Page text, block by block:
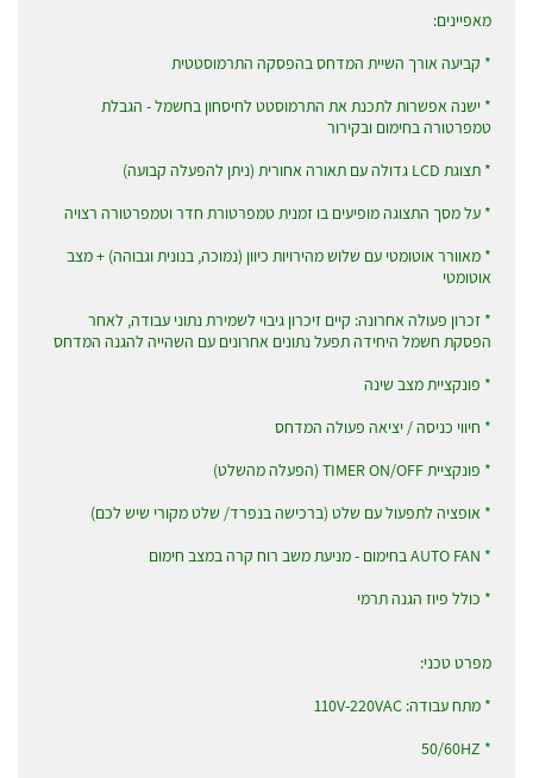
מאפיינים:
* קביעה אורך השיית המדחס בהפסקה התרמוסטטית
* ישנה אפשרות לתכנת את התרמוסטט לחיסחון בחשמל - הגבלת
טמפרטורה בחימום ובקירור
* תצוגת LCD גדולה עם תאורה אחורית (ניתן להפעלה קבועה)
* על מסך התצוגה מופיעים בו זמנית טמפרטורת חדר וטמפרטורה רצויה
* מאוורר אוטומטי עם שלוש מהירויות כיוון (נמוכה, בנונית וגבוהה) + מצב
אוטומטי
* זכרון פעולה אחרונה: קיים זיכרון גיבוי לשמירת נתוני עבודה, לאחר
הפסקת חשמל היחידה תפעל נתונים אחרונים עם השהייה להגנה המדחס
* פונקציית מצב שינה
* חיווי כניסה / יציאה פעולה המדחס
* פונקציית TIMER ON/OFF (הפעלה מהשלט)
* אופציה לתפעול עם שלט (ברכישה בנפרד/ שלט מקורי שיש לכם)
* AUTO FAN בחימום - מניעת משב רוח קרה במצב חימום
* כולל פיוז הגנה תרמי
מפרט טכני:
* מתח עבודה: 110V-220VAC
* 50/60HZ